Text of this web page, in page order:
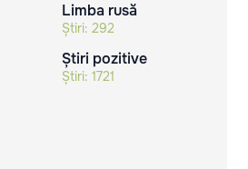
Limba rusă
Știri: 292
Știri pozitive
Știri: 1721